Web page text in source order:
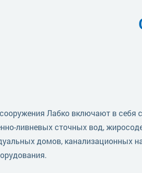
Лабко включают в себя
ливневых сточных вод,
домов, канализационных